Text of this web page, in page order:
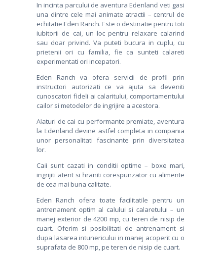
In incinta parcului de aventura Edenland veti gasi
una dintre cele mai animate atractii – centrul de
echitatie Eden Ranch. Este o destinatie pentru toti
iubitorii de cai, un loc pentru relaxare calarind
sau doar privind. Va puteti bucura in cuplu, cu
prietenii ori cu familia, fie ca sunteti calareti
experimentati ori incepatori.
Eden Ranch va ofera servicii de profil prin
instructori autorizati ce va ajuta sa deveniti
cunoscatori fideli ai calaritului, comportamentului
cailor si metodelor de ingrijire a acestora.
Alaturi de cai cu performante premiate, aventura
la Edenland devine astfel completa in compania
unor personalitati fascinante prin diversitatea
lor.
Caii sunt cazati in conditii optime – boxe mari,
ingrijiti atent si hraniti corespunzator cu alimente
de cea mai buna calitate.
Eden Ranch ofera toate facilitatile pentru un
antrenament optim al calului si calaretului – un
manej exterior de 4200 mp, cu teren de nisip de
cuart. Oferim si posibilitati de antrenament si
dupa lasarea intunericului in manej acoperit cu o
suprafata de 800 mp, pe teren de nisip de cuart.